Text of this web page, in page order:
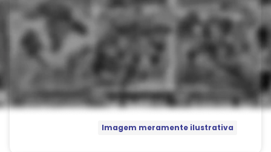
Imagem meramente ilustrativa